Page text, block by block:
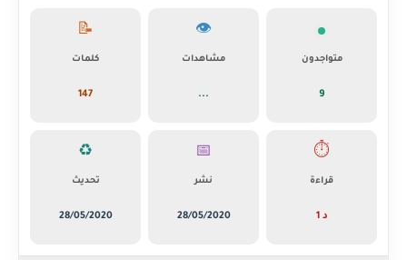
متواجدون
9
👁️
مشاهدات
...
📝
كلمات
147
⏱️
قراءة
1 د
📅
نشر
28/05/2020
♻️
تحديث
28/05/2020